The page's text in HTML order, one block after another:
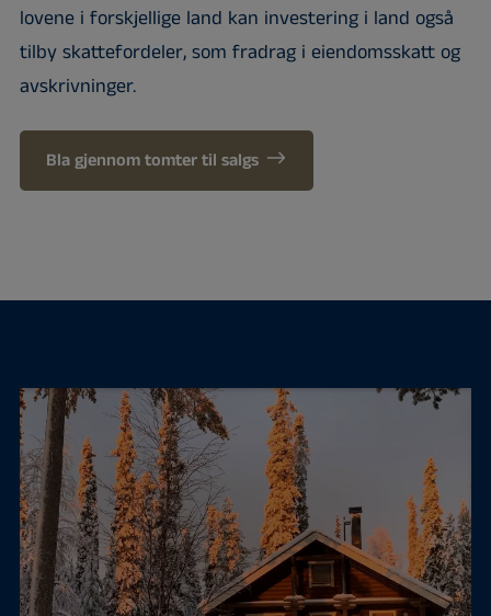
lovene i forskjellige land kan investering i land også
tilby skattefordeler, som fradrag i eiendomsskatt og
avskrivninger.
Bla gjennom tomter til salgs